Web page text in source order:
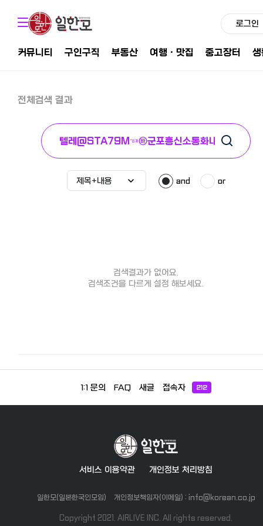
로그인
커뮤니티 구인구직 부동산 여행ㆍ맛집 중고장터
전체검색 결과
and or
검색결과가 없어요.
검색조건을 다르게 설정 해보세요.
1:1 문의 FAQ 새글 접속자 212
서비스 이용약관 개인정보 처리방침
일한모(일본한국인모임) 개인정보책임자(이메일) : info@korean.co.jp
Copyright 2021. AIRLIVE INC. All rights reserved.